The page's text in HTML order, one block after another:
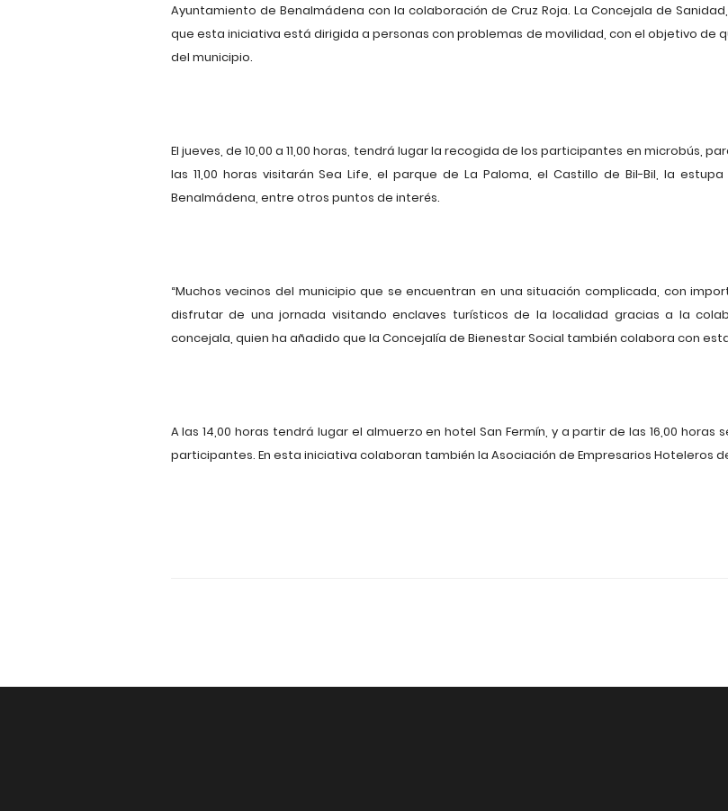
Ayuntamiento de Benalmádena con la colaboración de Cruz Roja. La Concejala de
que esta iniciativa está dirigida a personas con problemas de movilidad, con el objetivo de
del municipio.
El jueves, de 10,00 a 11,00 horas, tendrá lugar la recogida de los participantes en microbús,
las 11,00 horas visitarán Sea Life, el parque de La Paloma, el Castillo de Bil-Bil, la
Benalmádena, entre otros puntos de interés.
“Muchos vecinos del municipio que se encuentran en una situación complicada, con
disfrutar de una jornada visitando enclaves turísticos de la localidad gracias a la
concejala, quien ha añadido que la Concejalía de Bienestar Social también colabora con
A las 14,00 horas tendrá lugar el almuerzo en hotel San Fermín, y a partir de las 16,00
participantes. En esta iniciativa colaboran también la Asociación de Empresarios Hoteleros de